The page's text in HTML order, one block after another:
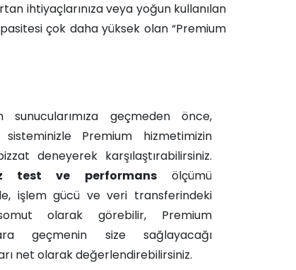
ihtiyaçlarınıza veya yoğun kullanılan
çok daha yüksek olan “Premium
sunucularımıza geçmeden önce,
Premium hizmetimizin
deneyerek karşılaştırabilirsiniz.
test ve performansölçümü
işlem gücü ve veri transferindeki
olarak görebilir, Premium
geçmenin size sağlayacağı
net olarak değerlendirebilirsiniz.​